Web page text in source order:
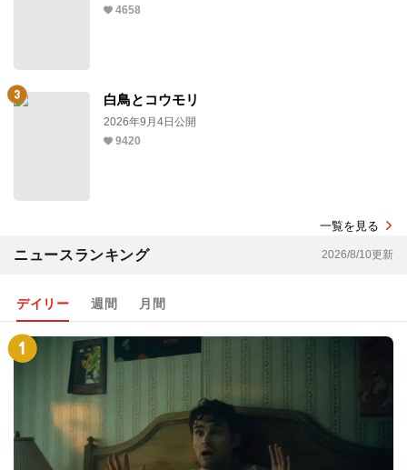
4658
白鳥とコウモリ
2026年9月4日公開
9420
一覧を見る
ニュースランキング 2026/8/10更新
デイリー 週間 月間